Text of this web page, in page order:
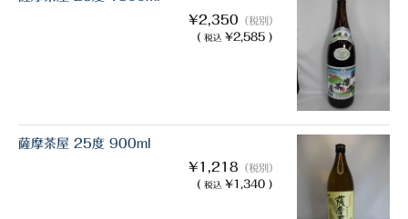
¥2,350 （税別）
( 税込 ¥2,585 )
薩摩茶屋 25度 900ml
¥1,218 （税別）
( 税込 ¥1,340 )